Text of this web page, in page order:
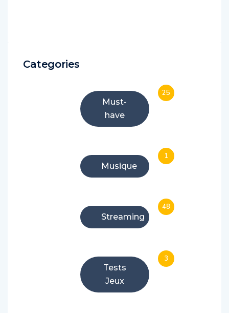
Categories
Must-
have
25
Musique
1
Streaming
48
Tests
Jeux
3